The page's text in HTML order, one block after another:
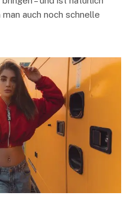
auch noch schnelle